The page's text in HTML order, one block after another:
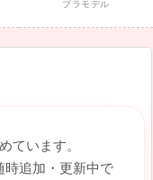
プラモデル
ています。
時追加・更新中で